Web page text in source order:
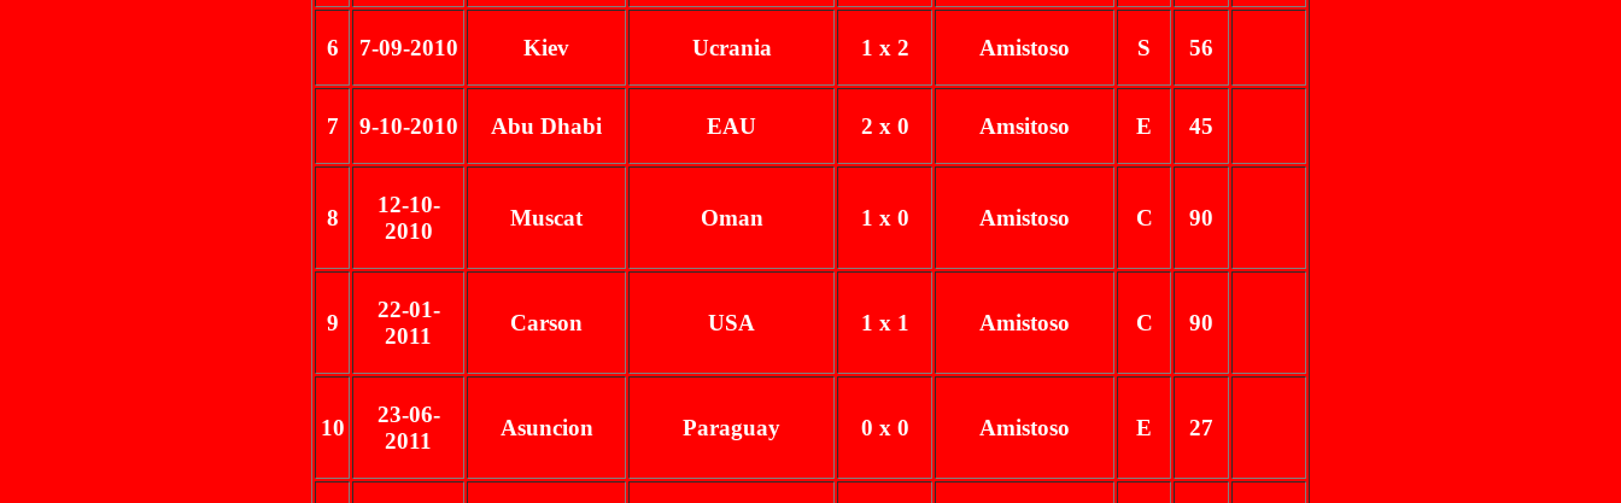
6 7-09-2010 Kiev Ucrania 1 x 2 Amistoso S 56
7 9-10-2010 Abu Dhabi EAU 2 x 0 Amsitoso E 45
8
12-10-
2010
Muscat Oman 1 x 0 Amistoso C 90
9
22-01-
2011
Carson USA 1 x 1 Amistoso C 90
10
23-06-
2011
Asuncion Paraguay 0 x 0 Amistoso E 27